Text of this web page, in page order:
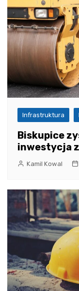
Infrastruktura
Biskupice
inwestycja
Kamil Kowal